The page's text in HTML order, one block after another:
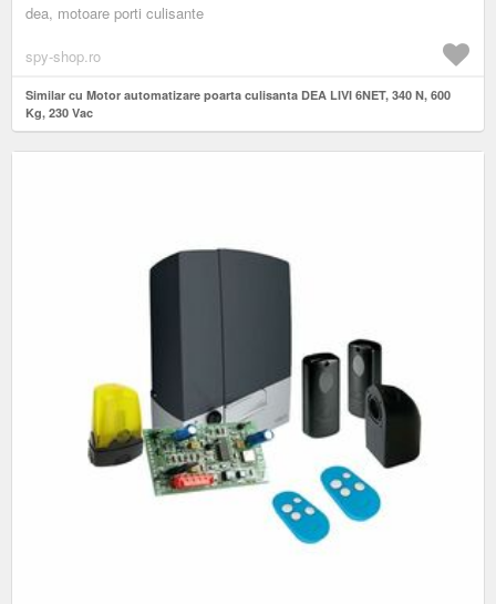
dea, motoare porti culisante
spy-shop.ro
Similar cu Motor automatizare poarta culisanta DEA LIVI 6NET, 340 N, 600
Kg, 230 Vac